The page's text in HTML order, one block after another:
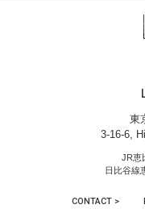
東
3-16-6,
JR恵
日比谷線
CONTACT >